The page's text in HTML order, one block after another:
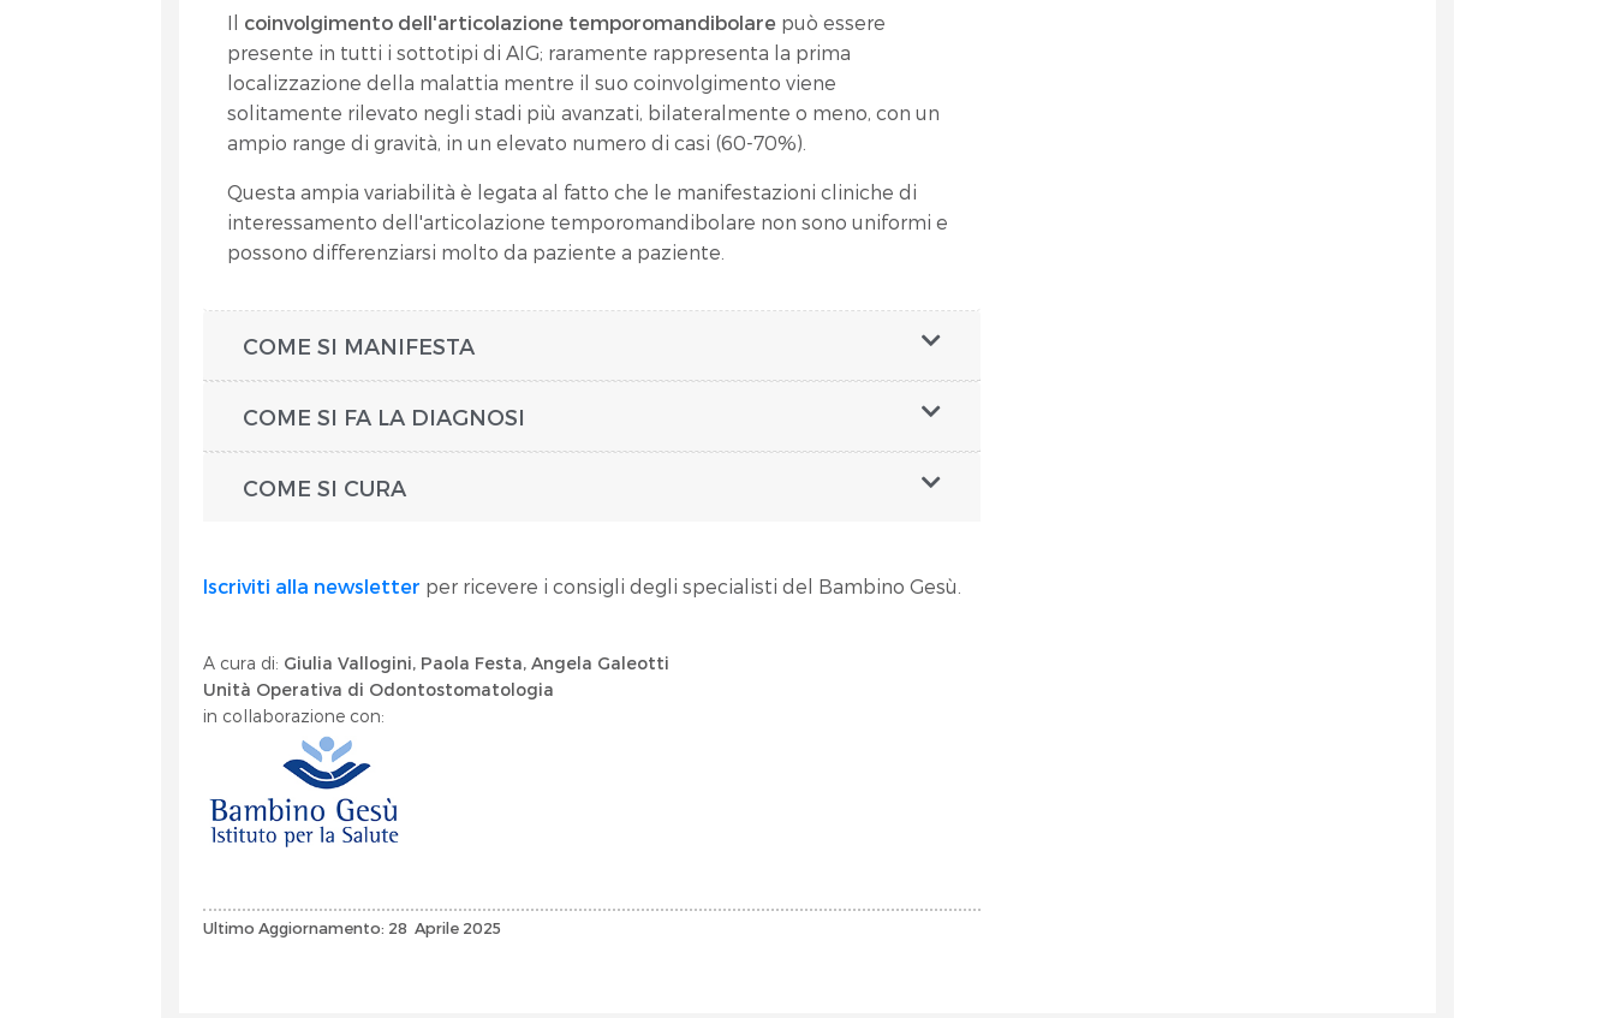
Il coinvolgimento dell'articolazione temporomandibolare può essere
presente in tutti i sottotipi di AIG; raramente rappresenta la prima
localizzazione della malattia mentre il suo coinvolgimento viene
solitamente rilevato negli stadi più avanzati, bilateralmente o meno, con un
ampio range di gravità, in un elevato numero di casi (60-70%).
Questa ampia variabilità è legata al fatto che le manifestazioni cliniche di
interessamento dell'articolazione temporomandibolare non sono uniformi e
possono differenziarsi molto da paziente a paziente.
COME SI MANIFESTA
COME SI FA LA DIAGNOSI
COME SI CURA
Iscriviti alla newsletter per ricevere i consigli degli specialisti del Bambino Gesù.
A cura di: Giulia Vallogini, Paola Festa, Angela Galeotti
Unità Operativa di Odontostomatologia
in collaborazione con:
Ultimo Aggiornamento: 28 Aprile 2025